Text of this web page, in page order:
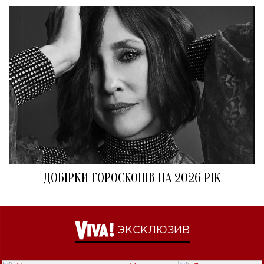
ДОБІРКИ ГОРОСКОПІВ НА 2026 РІК
ЭКСКЛЮЗИВ